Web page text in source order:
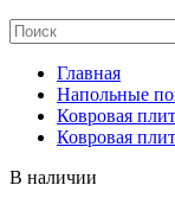
Главная
Напольные
Ковровая
Ковровая
В наличии